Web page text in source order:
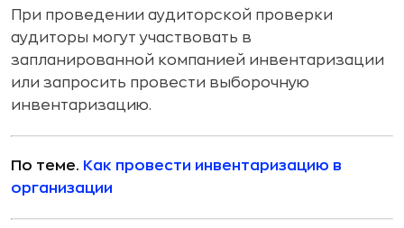
При проведении аудиторской проверки
аудиторы могут участвовать в
запланированной компанией инвентаризации
или запросить провести выборочную
инвентаризацию.
По теме. Как провести инвентаризацию в
организации